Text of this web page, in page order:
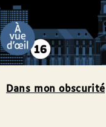
Dans mon obscurité